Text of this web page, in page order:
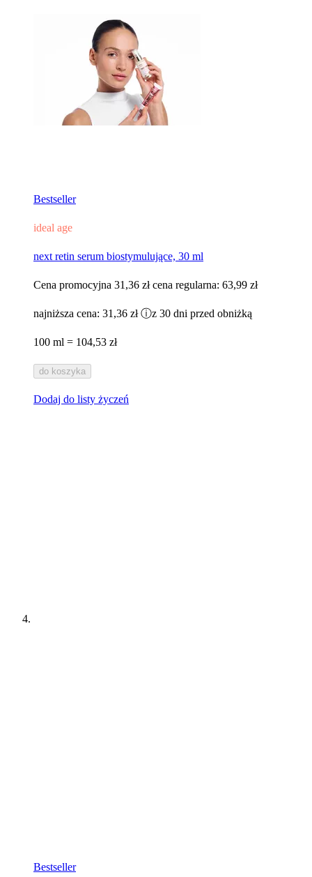
Bestseller
ideal age
next retin serum biostymulujące, 30 ml​
Cena promocyjna 31,36 zł cena regularna: 63,99 zł
najniższa cena: 31,36 zł ⓘz 30 dni przed obniżką
100 ml = 104,53 zł
do koszyka
Dodaj do listy życzeń
Bestseller